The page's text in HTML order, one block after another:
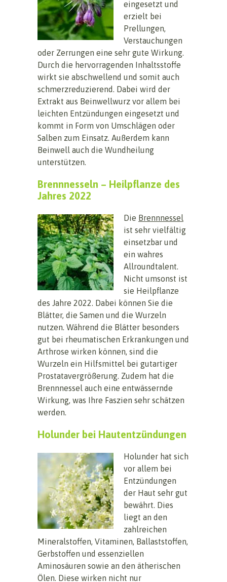
eingesetzt und
erzielt bei
Prellungen,
Verstauchungen
oder Zerrungen eine sehr gute Wirkung.
Durch die hervorragenden Inhaltsstoffe
wirkt sie abschwellend und somit auch
schmerzreduzierend. Dabei wird der
Extrakt aus Beinwellwurz vor allem bei
leichten Entzündungen eingesetzt und
kommt in Form von Umschlägen oder
Salben zum Einsatz. Außerdem kann
Beinwell auch die Wundheilung
unterstützen.
Brennnesseln – Heilpflanze des
Jahres 2022
Die Brennnessel
ist sehr vielfältig
einsetzbar und
ein wahres
Allroundtalent.
Nicht umsonst ist
sie Heilpflanze
des Jahre 2022. Dabei können Sie die
Blätter, die Samen und die Wurzeln
nutzen. Während die Blätter besonders
gut bei rheumatischen Erkrankungen und
Arthrose wirken können, sind die
Wurzeln ein Hilfsmittel bei gutartiger
Prostatavergrößerung. Zudem hat die
Brennnessel auch eine entwässernde
Wirkung, was Ihre Faszien sehr schätzen
werden.
Holunder bei Hautentzündungen
Holunder hat sich
vor allem bei
Entzündungen
der Haut sehr gut
bewährt. Dies
liegt an den
zahlreichen
Mineralstoffen, Vitaminen, Ballaststoffen,
Gerbstoffen und essenziellen
Aminosäuren sowie an den ätherischen
Ölen. Diese wirken nicht nur